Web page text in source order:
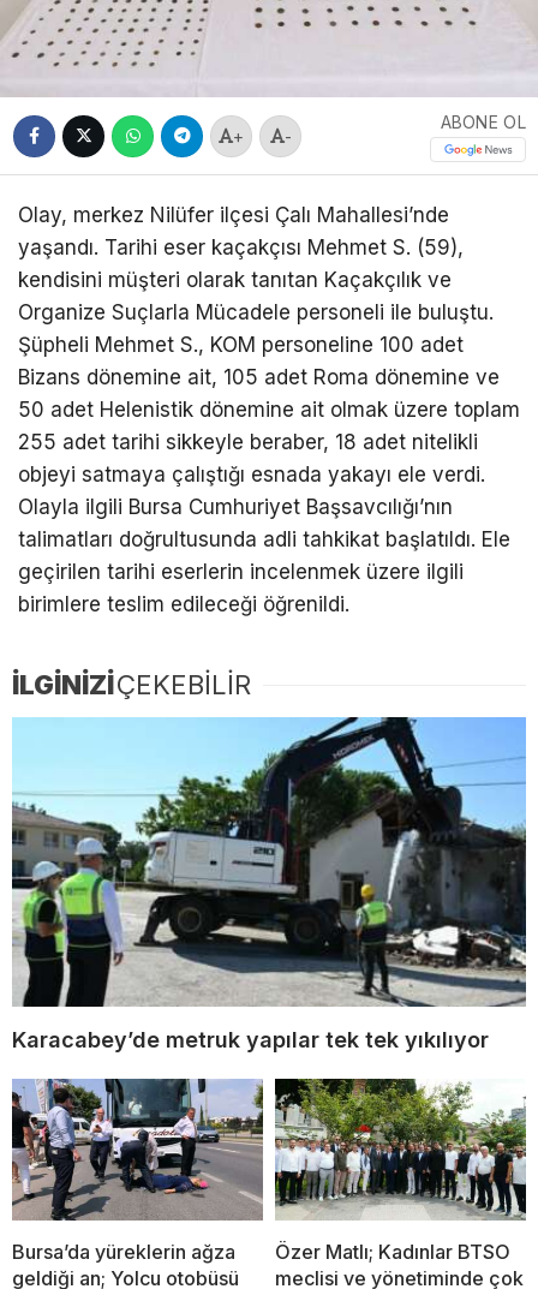
+ -
ABONE OL
Olay, merkez Nilüfer ilçesi Çalı Mahallesi’nde
yaşandı. Tarihi eser kaçakçısı Mehmet S. (59),
kendisini müşteri olarak tanıtan Kaçakçılık ve
Organize Suçlarla Mücadele personeli ile buluştu.
Şüpheli Mehmet S., KOM personeline 100 adet
Bizans dönemine ait, 105 adet Roma dönemine ve
50 adet Helenistik dönemine ait olmak üzere toplam
255 adet tarihi sikkeyle beraber, 18 adet nitelikli
objeyi satmaya çalıştığı esnada yakayı ele verdi.
Olayla ilgili Bursa Cumhuriyet Başsavcılığı’nın
talimatları doğrultusunda adli tahkikat başlatıldı. Ele
geçirilen tarihi eserlerin incelenmek üzere ilgili
birimlere teslim edileceği öğrenildi.
İLGİNİZİÇEKEBİLİR
Karacabey’de metruk yapılar tek tek yıkılıyor
Bursa’da yüreklerin ağza
geldiği an; Yolcu otobüsü
Özer Matlı; Kadınlar BTSO
meclisi ve yönetiminde çok